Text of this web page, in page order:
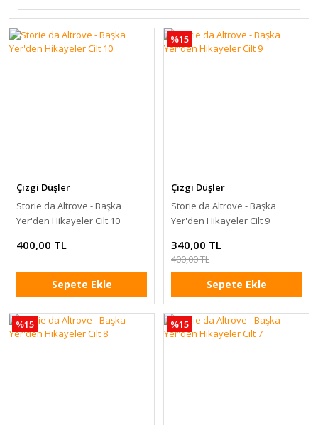
Çizgi Düşler
Storie da Altrove - Başka
Yer'den Hikayeler Cilt 10
400,00 TL
Sepete Ekle
%15
Çizgi Düşler
Storie da Altrove - Başka
Yer'den Hikayeler Cilt 9
340,00 TL
400,00 TL
Sepete Ekle
%15 %15